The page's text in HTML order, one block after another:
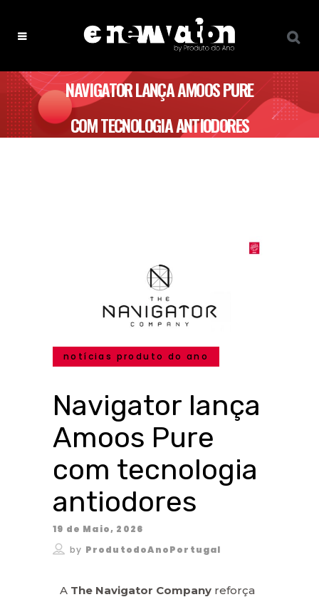
NAVIGATOR LANÇA AMOOS PURE
COM TECNOLOGIA ANTIODORES
notícias produto do ano
Navigator lança
Amoos Pure
com tecnologia
antiodores
19 de Maio, 2026
by ProdutodoAnoPortugal
A The Navigator Company reforça